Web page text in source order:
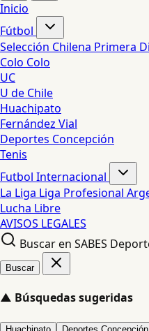
Inicio
Fútbol
Selección Chilena Primera
Colo Colo
UC
U de Chile
Huachipato
Fernández Vial
Deportes Concepción
Tenis
Futbol Internacional
La Liga Liga Profesional
Lucha Libre
AVISOS LEGALES
Buscar en SABES
Buscar
▲ Búsquedas sugeridas